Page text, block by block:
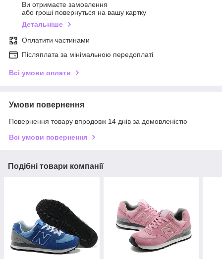
Ви отримаєте замовлення
або гроші повернуться на вашу картку
Детальніше
Оплатити частинами
Післяплата за мінімальною передоплаті
Всі умови оплати
Умови повернення
Повернення товару впродовж 14 днів за домовленістю
Всі умови повернення
Подібні товари компанії